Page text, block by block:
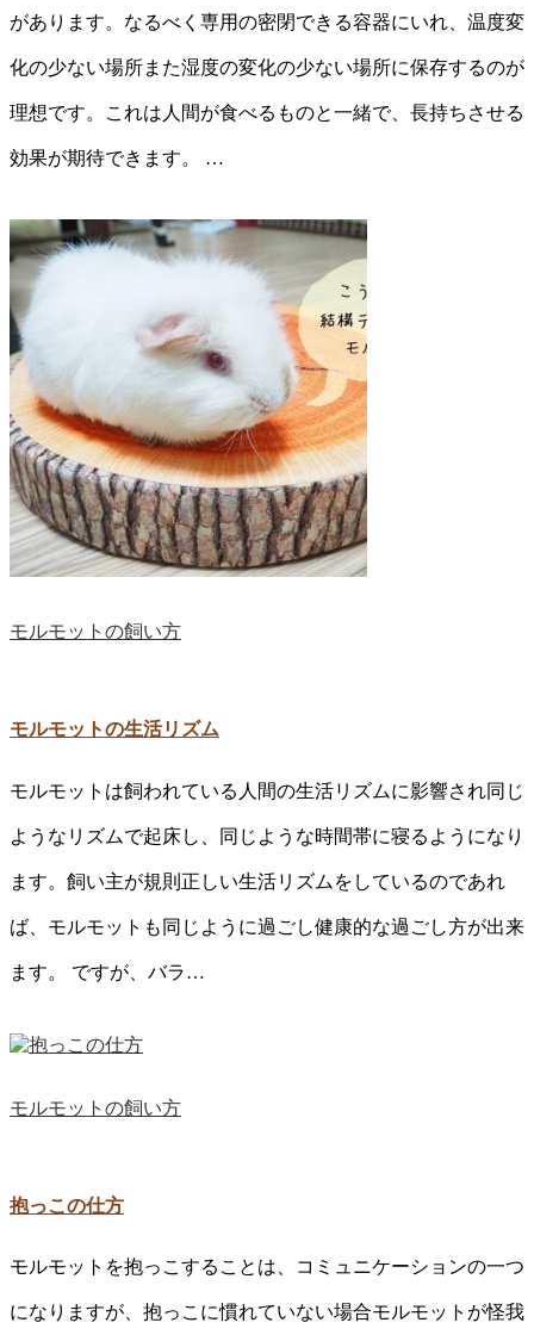
があります。なるべく専用の密閉できる容器にいれ、温度変
化の少ない場所また湿度の変化の少ない場所に保存するのが
理想です。これは人間が食べるものと一緒で、長持ちさせる
効果が期待できます。 …
モルモットの飼い方
モルモットの生活リズム
モルモットは飼われている人間の生活リズムに影響され同じ
ようなリズムで起床し、同じような時間帯に寝るようになり
ます。飼い主が規則正しい生活リズムをしているのであれ
ば、モルモットも同じように過ごし健康的な過ごし方が出来
ます。 ですが、バラ…
モルモットの飼い方
抱っこの仕方
モルモットを抱っこすることは、コミュニケーションの一つ
になりますが、抱っこに慣れていない場合モルモットが怪我